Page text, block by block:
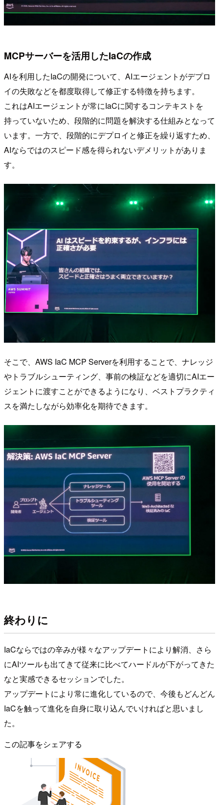
MCPサーバーを活用したIaCの作成
AIを利用したIaCの開発について、AIエージェントがデプロ
イの失敗などを都度取得して修正する特徴を持ちます。
これはAIエージェントが常にIaCに関するコンテキストを
持っていないため、段階的に問題を解決する仕組みとなって
います。一方で、段階的にデプロイと修正を繰り返すため、
AIならではのスピード感を得られないデメリットがありま
す。
そこで、AWS IaC MCP Serverを利用することで、ナレッジ
やトラブルシューティング、事前の検証などを適切にAIエー
ジェントに渡すことができるようになり、ベストプラクティ
スを満たしながら効率化を期待できます。
終わりに
IaCならではの辛みが様々なアップデートにより解消、さら
にAIツールも出てきて従来に比べてハードルが下がってきた
なと実感できるセッションでした。
アップデートにより常に進化しているので、今後もどんどん
IaCを触って進化を自身に取り込んでいければと思いまし
た。
この記事をシェアする